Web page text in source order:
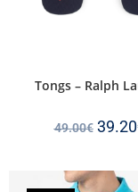
Tongs – Ralph
49.00€ 39.20